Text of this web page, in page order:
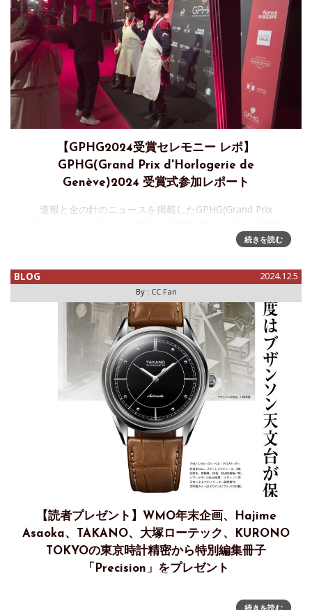
【GPHG2024受賞セレモニー レポ】
GPHG(Grand Prix d'Horlogerie de
Genève)2024 受賞式参加レポート
速報と金の針のニュースを掲載したGPHG(Grand Prix
ていたらすでに一か月経ってしまった！という事で改めてツ
続きを読む
BLOG 2024.12.5
By : CC Fan
【読者プレゼント】WMO年末企画、Hajime
Asaoka、TAKANO、大塚ローテック、KURONO
TOKYOの東京時計精密から特別編集冊子
「Precision」をプレゼント
続きを読む